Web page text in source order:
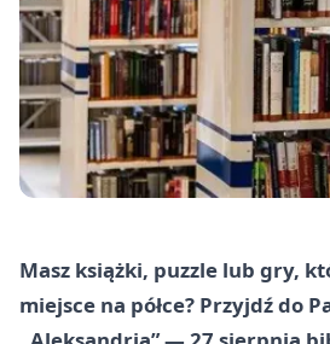
Masz książki, puzzle lub gry,
miejsce na półce? Przyjdź do